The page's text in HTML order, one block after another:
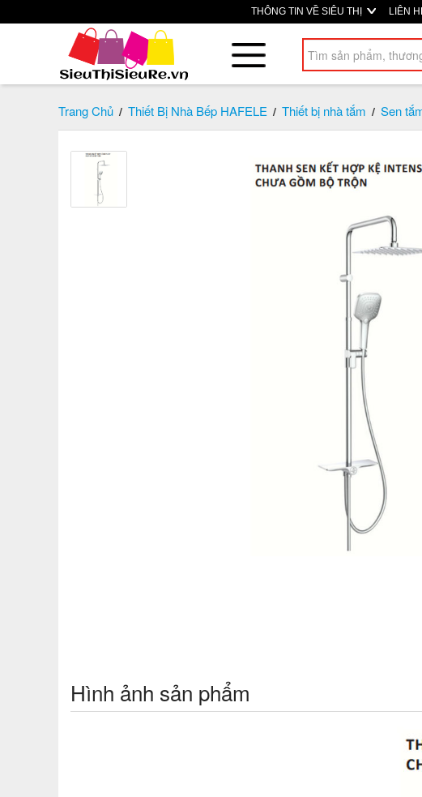
THÔNG TIN VỀ SIÊU THỊ LIÊN
Trang Chủ / Thiết Bị Nhà Bếp HAFELE / Thiết bị nhà tắm / Sen
Hình ảnh sản phẩm